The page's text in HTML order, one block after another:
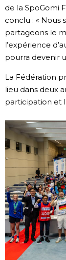
de la SpoGomi
conclu : « Nous
partageons le
l’expérience
pourra devenir
La Fédération
lieu dans deux
participation et